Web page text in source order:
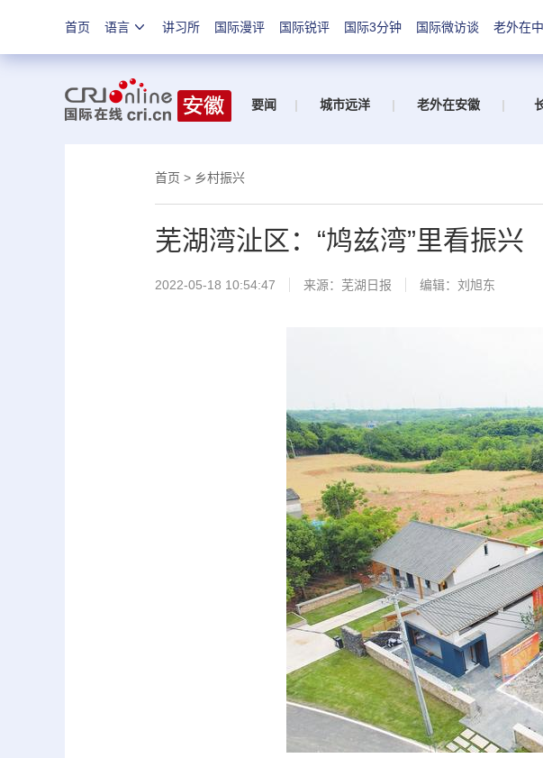
首页 语言 讲习所 国际漫评 国际锐评 国际3分钟 国际微访谈 老外在
要闻 | 城市远洋 | 老外在安徽 |
首页 > 乡村振兴
芜湖湾沚区：“鸠兹湾”里看振兴
2022-05-18 10:54:47 来源： 芜湖日报 编辑：刘旭东